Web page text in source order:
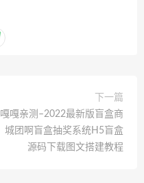
下一篇
嘎嘎亲测–2022最新版盲盒商
城团啊盲盒抽奖系统H5盲盒
源码下载图文搭建教程